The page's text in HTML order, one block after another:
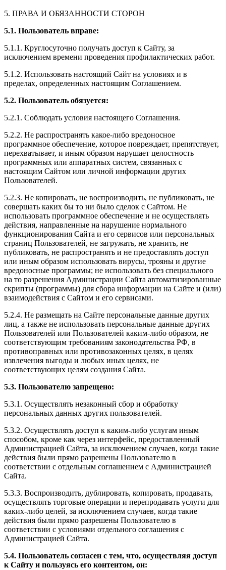
5. ПРАВА И ОБЯЗАННОСТИ СТОРОН
5.1. Пользователь вправе:
5.1.1. Круглосуточно получать доступ к Сайту, за
исключением времени проведения профилактических работ.
5.1.2. Использовать настоящий Сайт на условиях и в
пределах, определенных настоящим Соглашением.
5.2. Пользователь обязуется:
5.2.1. Соблюдать условия настоящего Соглашения.
5.2.2. Не распространять какое-либо вредоносное
программное обеспечение, которое повреждает, препятствует,
перехватывает, и иным образом нарушает целостность
программных или аппаратных систем, связанных с
настоящим Сайтом или личной информации других
Пользователей.
5.2.3. Не копировать, не воспроизводить, не публиковать, не
совершать каких бы то ни было сделок с Сайтом. Не
использовать программное обеспечение и не осуществлять
действия, направленные на нарушение нормального
функционирования Сайта и его сервисов или персональных
страниц Пользователей, не загружать, не хранить, не
публиковать, не распространять и не предоставлять доступ
или иным образом использовать вирусы, трояны и другие
вредоносные программы; не использовать без специального
на то разрешения Администрации Сайта автоматизированные
скрипты (программы) для сбора информации на Сайте и (или)
взаимодействия с Сайтом и его сервисами.
5.2.4. Не размещать на Сайте персональные данные других
лиц, а также не использовать персональные данные других
Пользователей или Пользователей каким-либо образом, не
соответствующим требованиям законодательства РФ, в
противоправных или противозаконных целях, в целях
извлечения выгоды и любых иных целях, не
соответствующих целям создания Сайта.
5.3. Пользователю запрещено:
5.3.1. Осуществлять незаконный сбор и обработку
персональных данных других пользователей.
5.3.2. Осуществлять доступ к каким-либо услугам иным
способом, кроме как через интерфейс, предоставленный
Администрацией Сайта, за исключением случаев, когда такие
действия были прямо разрешены Пользователю в
соответствии с отдельным соглашением с Администрацией
Сайта.
5.3.3. Воспроизводить, дублировать, копировать, продавать,
осуществлять торговые операции и перепродавать услуги для
каких-либо целей, за исключением случаев, когда такие
действия были прямо разрешены Пользователю в
соответствии с условиями отдельного соглашения с
Администрацией Сайта.
5.4. Пользователь согласен с тем, что, осуществляя доступ
к Сайту и пользуясь его контентом, он: